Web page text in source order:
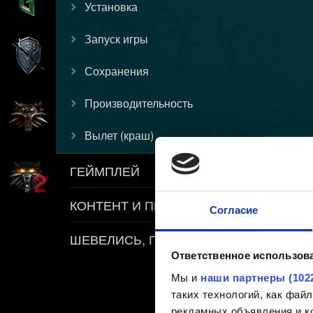
Согласие
Ответственное
Мы и наши партнеры
таких технологий, как
Установка
Запуск игры
Сохранения
Производительность
Вылет (краш)
ГЕЙМПЛЕЙ
КОНТЕНТ И ПРАВИЛА
ШЕВЕЛИСЬ, ПЛОТВА